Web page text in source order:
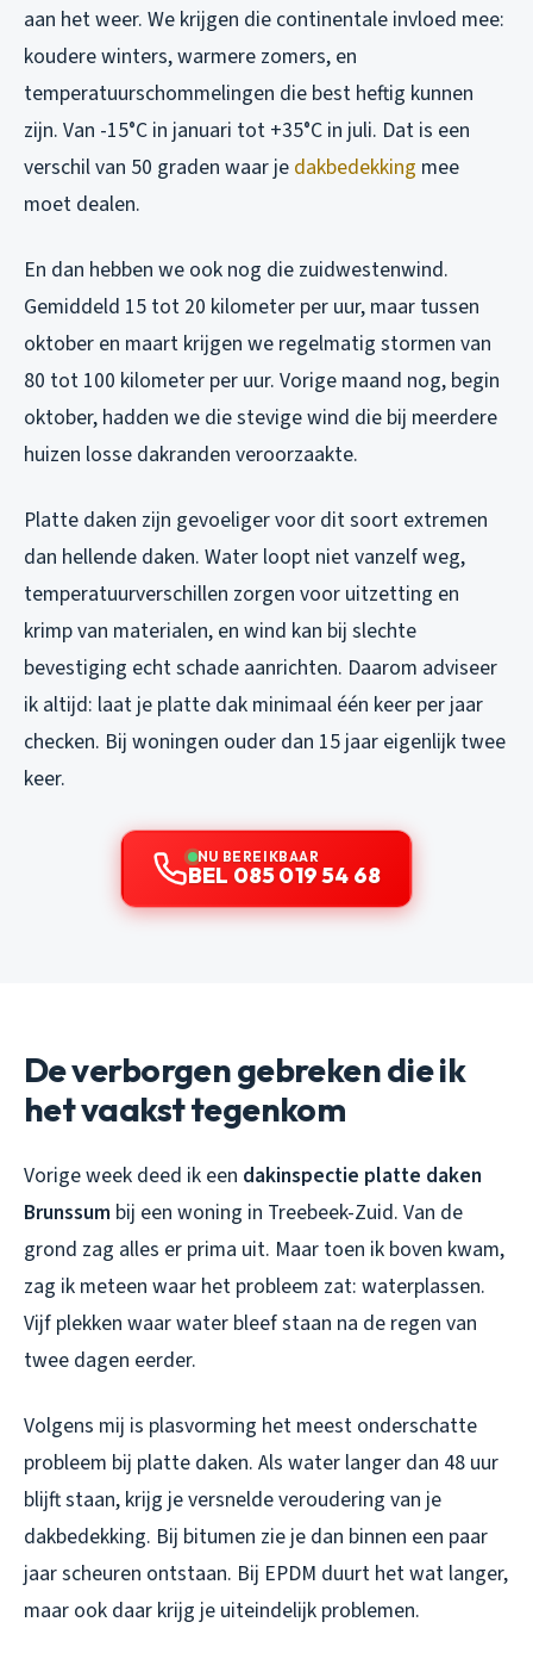
aan het weer. We krijgen die continentale invloed mee:
koudere winters, warmere zomers, en
temperatuurschommelingen die best heftig kunnen
zijn. Van -15°C in januari tot +35°C in juli. Dat is een
verschil van 50 graden waar je dakbedekking mee
moet dealen.
En dan hebben we ook nog die zuidwestenwind.
Gemiddeld 15 tot 20 kilometer per uur, maar tussen
oktober en maart krijgen we regelmatig stormen van
80 tot 100 kilometer per uur. Vorige maand nog, begin
oktober, hadden we die stevige wind die bij meerdere
huizen losse dakranden veroorzaakte.
Platte daken zijn gevoeliger voor dit soort extremen
dan hellende daken. Water loopt niet vanzelf weg,
temperatuurverschillen zorgen voor uitzetting en
krimp van materialen, en wind kan bij slechte
bevestiging echt schade aanrichten. Daarom adviseer
ik altijd: laat je platte dak minimaal één keer per jaar
checken. Bij woningen ouder dan 15 jaar eigenlijk twee
keer.
NU BEREIKBAAR
BEL 085 019 54 68
De verborgen gebreken die ik
het vaakst tegenkom
Vorige week deed ik een dakinspectie platte daken
Brunssum bij een woning in Treebeek-Zuid. Van de
grond zag alles er prima uit. Maar toen ik boven kwam,
zag ik meteen waar het probleem zat: waterplassen.
Vijf plekken waar water bleef staan na de regen van
twee dagen eerder.
Volgens mij is plasvorming het meest onderschatte
probleem bij platte daken. Als water langer dan 48 uur
blijft staan, krijg je versnelde veroudering van je
dakbedekking. Bij bitumen zie je dan binnen een paar
jaar scheuren ontstaan. Bij EPDM duurt het wat langer,
maar ook daar krijg je uiteindelijk problemen.